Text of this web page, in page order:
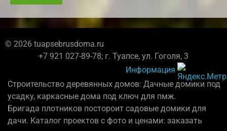
© 2026 tuapsebrusdoma.ru
+7 921 027-89-78; г. Туапсе, ул. Гоголя, 3
Информация
Строительство деревянных домов: Дачные домики под
усадку, каркасные дома под ключ для пмж.
Бригада плотников постороит садовые домики для
дачи. Каталог проектов с фото и ценами: заказать